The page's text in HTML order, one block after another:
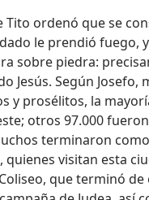
Tito ordenó que se
le prendió fuego,
sobre piedra:
Jesús. Según Josefo,
y prosélitos, la
otros 97.000
terminaron
quienes visitan esta
que terminó de